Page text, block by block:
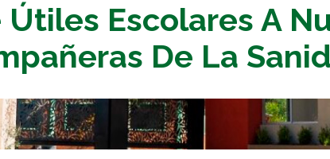
Escolares A
De La